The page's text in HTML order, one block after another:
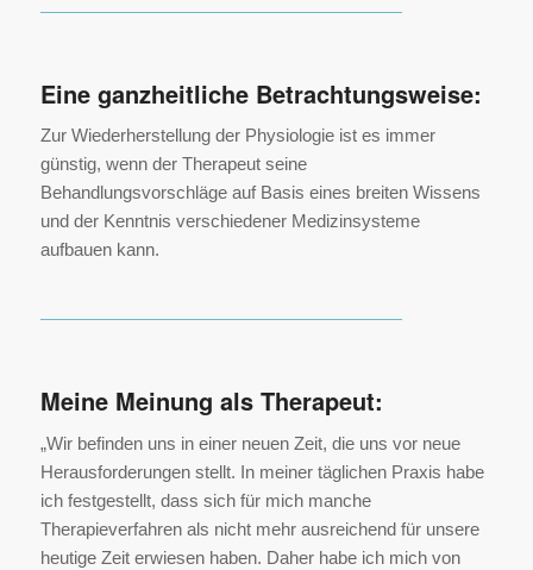
Eine ganzheitliche Betrachtungsweise:
Zur Wiederherstellung der Physiologie ist es immer
günstig, wenn der Therapeut seine
Behandlungsvorschläge auf Basis eines breiten Wissens
und der Kenntnis verschiedener Medizinsysteme
aufbauen kann.
Meine Meinung als Therapeut:
„Wir befinden uns in einer neuen Zeit, die uns vor neue
Herausforderungen stellt. In meiner täglichen Praxis habe
ich festgestellt, dass sich für mich manche
Therapieverfahren als nicht mehr ausreichend für unsere
heutige Zeit erwiesen haben. Daher habe ich mich von